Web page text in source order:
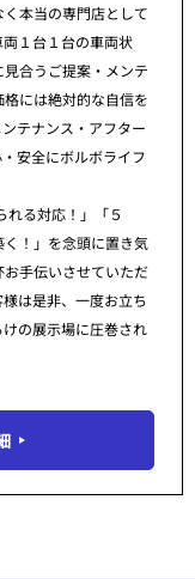
本当の専門店として
１台１台の車両状
合うご提案・メンテ
には絶対的な自信を
テナンス・アフター
安全にボルボライフ
る対応！」「５
！」を念頭に置き気
手伝いさせていただ
は是非、一度お立ち
の展示場に圧巻され